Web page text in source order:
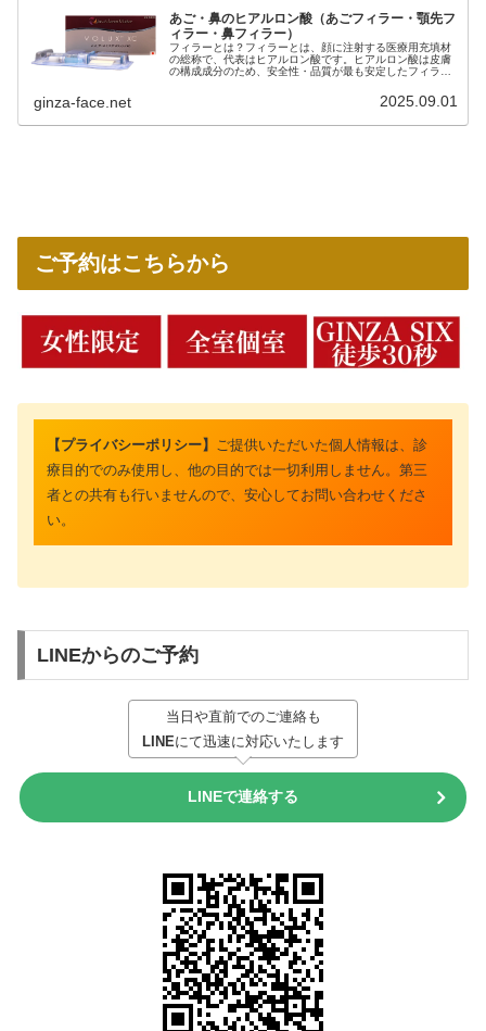
あご・鼻のヒアルロン酸（あごフィラー・顎先フ
ィラー・鼻フィラー）
フィラーとは？フィラーとは、顔に注射する医療用充填材
の総称で、代表はヒアルロン酸です。ヒアルロン酸は皮膚
の構成成分のため、安全性・品質が最も安定したフィラー
ginza-face.net 2025.09.01
ご予約はこちらから
【プライバシーポリシー】 ご提供いただいた個人情報は、診
療目的でのみ使用し、他の目的では一切利用しません。第三
者との共有も行いませんので、安心してお問い合わせくださ
い。
LINEからのご予約
当日や直前でのご連絡も
LINEにて迅速に対応いたします
LINEで連絡する